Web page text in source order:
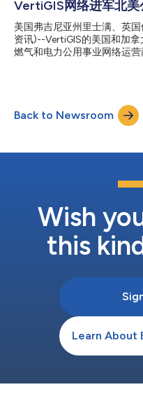
勘测方面的GIS系统。它与
Berry表示：“我们认为，ibR
益匪浅。凭借两家公司在地
验，我们认为自己拥有得天
VertiGIS网络进军北美
美国弗吉尼亚州里士满、英
资讯)--VertiGIS的美国和加拿
燃气和电力公用事业网络运
始构建的先进产品线，使公
应用程序的在线和离线任务
视化、追踪、分析和编辑。
据存储和管理提供了成熟基
处理复杂数据变得更轻松。”
方案也提供了云版本，这样
Back to Newsroom
Wish
this
Learn About